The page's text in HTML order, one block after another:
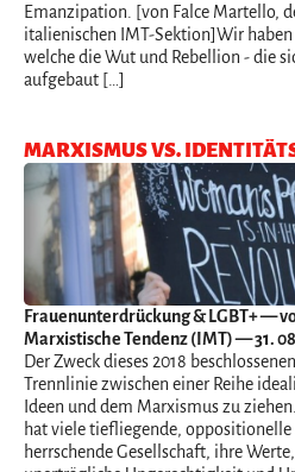
Emanzipation. [von Falce Martello,
italienischen IMT-Sektion]Wir
welche die Wut und Rebellion - die
aufgebaut […]
MARXISMUS VS.
Frauenunterdrückung & LGBT+—
Marxistische Tendenz (IMT) — 31.
Der Zweck dieses 2018
Trennlinie zwischen einer Reihe
Ideen und dem Marxismus zu
hat viele tiefliegende,
herrschende Gesellschaft, ihre